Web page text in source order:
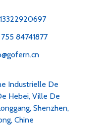
84741877
Industrielle De
Hebei, Ville De
Shenzhen,
Chine